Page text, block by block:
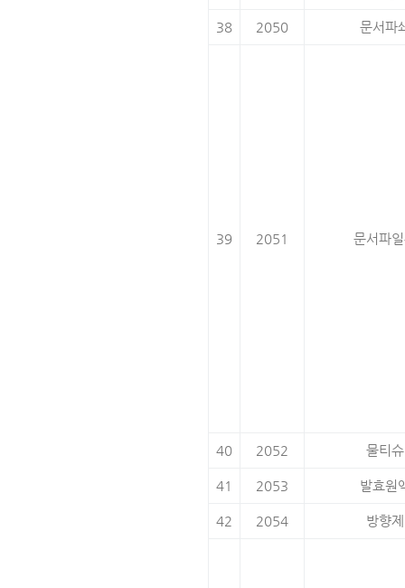
38 2050 문서파
39 2051 문서파
40 2052 물티슈
41 2053 발효원
42 2054 방향제